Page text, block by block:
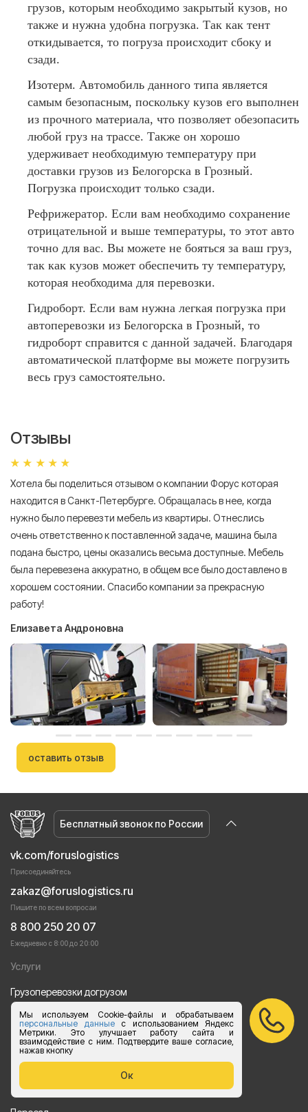
Мы используем Cookie-файлы и обрабатываем
персональные данныес использованием Яндекс
Метрики. Это улучшает работу сайта и
взаимодействие с ним. Подтвердите ваше согласие,
нажав кнопку
Ок
грузов, которым необходимо закрытый кузов, но
также и нужна удобна погрузка. Так как тент
откидывается, то погруза происходит сбоку и
сзади.
Изотерм. Автомобиль данного типа является
самым безопасным, поскольку кузов его выполнен
из прочного материала, что позволяет обезопасить
любой груз на трассе. Также он хорошо
удерживает необходимую температуру при
доставки грузов из Белогорска в Грозный.
Погрузка происходит только сзади.
Рефрижератор. Если вам необходимо сохранение
отрицательной и выше температуры, то этот авто
точно для вас. Вы можете не бояться за ваш груз,
так как кузов может обеспечить ту температуру,
которая необходима для перевозки.
Гидроборт. Если вам нужна легкая погрузка при
автоперевозки из Белогорска в Грозный, то
гидроборт справится с данной задачей. Благодаря
автоматической платформе вы можете погрузить
весь груз самостоятельно.
Отзывы
Хотела бы поделиться отзывом о компании Форус которая
находится в Санкт-Петербурге. Обращалась в нее, когда
нужно было перевезти мебель из квартиры. Отнеслись
очень ответственно к поставленной задаче, машина была
подана быстро, цены оказались весьма доступные. Мебель
была перевезена аккуратно, в общем все было доставлено в
хорошем состоянии. Спасибо компании за прекрасную
работу!
Елизавета Андроновна
оставить отзыв
Бесплатный звонок по России
vk.com/foruslogistics
Присоединяйтесь
zakaz@foruslogistics.ru
Пишите по всем вопросаи
8 800 250 20 07
Ежедневно с 8:00 до 20:00
Услуги
Грузоперевозки догрузом
Перевозки груза автотранспортом
Перевозки строительных материалов
Перевозка оборудования
Перевозка продуктов питания